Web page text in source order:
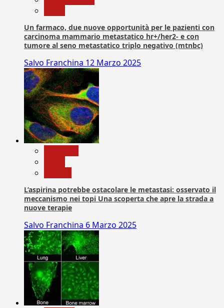
Un farmaco, due nuove opportunità per le pazienti con
carcinoma mammario metastatico hr+/her2- e con
tumore al seno metastatico triplo negativo (mtnbc)
Salvo Franchina 12 Marzo 2025
L’aspirina potrebbe ostacolare le metastasi: osservato il
meccanismo nei topi Una scoperta che apre la strada a
nuove terapie
Salvo Franchina 6 Marzo 2025